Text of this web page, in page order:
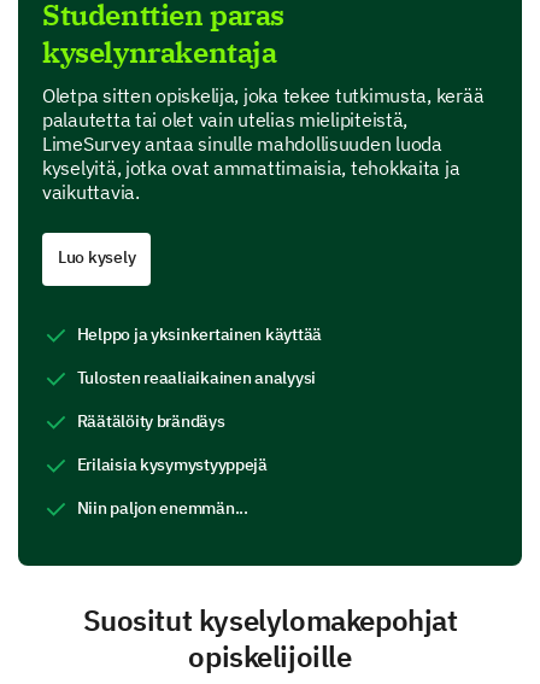
Studenttien paras
kyselynrakentaja
Oletpa sitten opiskelija, joka tekee tutkimusta, kerää
palautetta tai olet vain utelias mielipiteistä,
LimeSurvey antaa sinulle mahdollisuuden luoda
kyselyitä, jotka ovat ammattimaisia, tehokkaita ja
vaikuttavia.
Luo kysely
Helppo ja yksinkertainen käyttää
Tulosten reaaliaikainen analyysi
Räätälöity brändäys
Erilaisia kysymystyyppejä
Niin paljon enemmän...
Suositut kyselylomakepohjat
opiskelijoille